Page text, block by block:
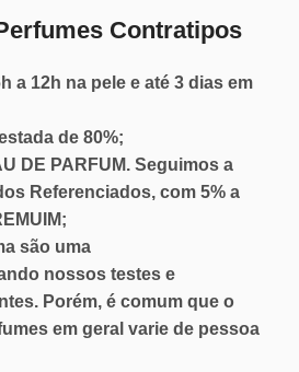
Contratipos
a 12h na pele e até 3 dias em
de 80%;
DE PARFUM. Seguimos a
Referenciados, com 5% a
são uma
nossos testes e
Porém, é comum que o
em geral varie de pessoa